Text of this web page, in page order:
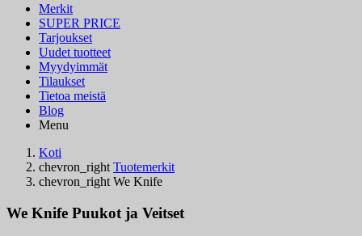
Merkit
SUPER PRICE
Tarjoukset
Uudet tuotteet
Myydyimmät
Tilaukset
Tietoa meistä
Blog
Menu
Koti
chevron_right Tuotemerkit
chevron_right We Knife
We Knife Puukot ja Veitset